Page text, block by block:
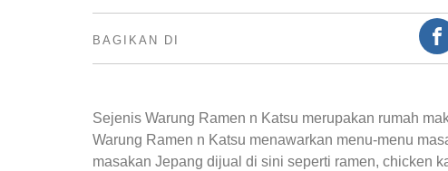
BAGIKAN DI
Sejenis Warung Ramen n Katsu merupakan rumah
Warung Ramen n Katsu menawarkan menu-menu
masakan Jepang dijual di sini seperti ramen, chicken